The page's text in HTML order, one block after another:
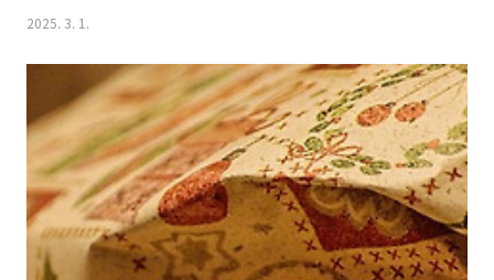
세서리로 남성들이 좋아하는 아이템추천 제품: 태그호이어, 오메가, 롤
인과 실용성을 동시에 갖춘 선물추천 제품: 구찌, 루이비통, 몽블랑 등의
가죽 지갑 3. 향수추천 이유: 고급스러운 향기로 개성을 표현할 수 있는
선물추천 제품: 조 말론, 디올, 입생로랑 등 인기 있는 남성 향수 4. 스마
트워치추천 이유: 건강 관리와 스마트 기능을 모두 갖춘 현대적인 기기추
천 제품: 애플 워치, 갤럭시 워치, 핏빗 등 5. ..
2025. 3. 1.